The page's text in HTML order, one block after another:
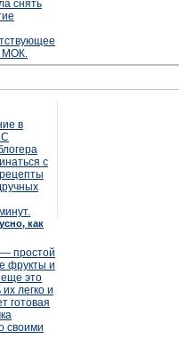
снять
МОК.
в
С
с
как
простой
фрукты и
еще это
легко и
готовая
своими